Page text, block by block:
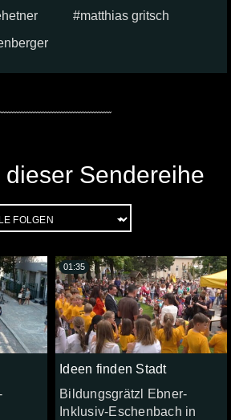
matthias gritsch
dieser Sendereihe
Ideen finden Stadt
Bildungsgrätzl Ebner-
Inklusiv-Eschenbach in
01:35